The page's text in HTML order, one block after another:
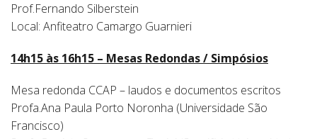
Prof.Fernando Silberstein
Local: Anfiteatro Camargo Guarnieri
14h15 às 16h15 – Mesas Redondas / Simpósios
Mesa redonda CCAP – laudos e documentos escritos
Profa.Ana Paula Porto Noronha (Universidade São
Francisco)